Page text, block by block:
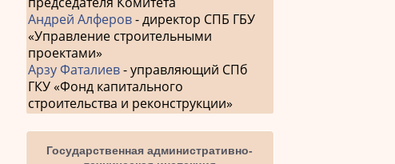
Андрей Алферов- директор СПБ ГБУ
«Управление строительными
проектами»
Арзу Фаталиев- управляющий СПб
ГКУ «Фонд капитального
строительства и реконструкции»
Государственная административно-